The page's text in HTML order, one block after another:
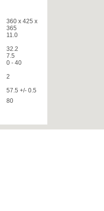
360 x 425 x
365
11.0
32.2
7.5
0 - 40
2
57.5 +/- 0.5
80